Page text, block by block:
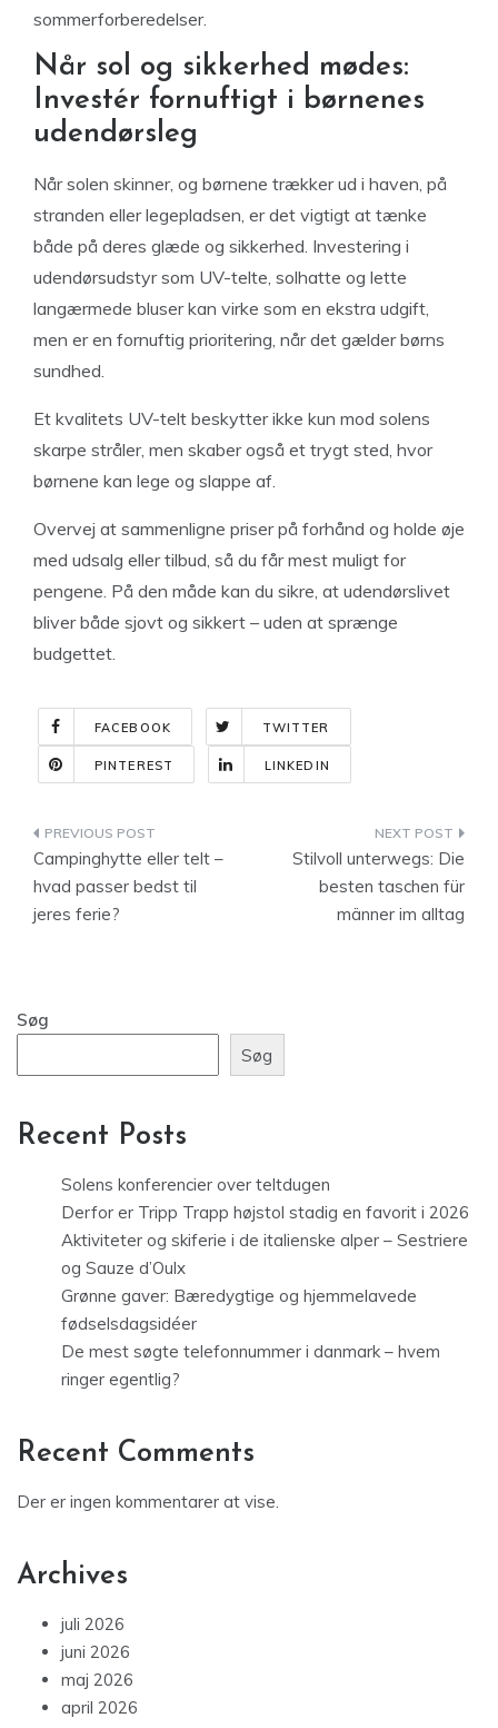
sommerforberedelser.
Når sol og sikkerhed mødes:
Investér fornuftigt i børnenes
udendørsleg
Når solen skinner, og børnene trækker ud i haven, på
stranden eller legepladsen, er det vigtigt at tænke
både på deres glæde og sikkerhed. Investering i
udendørsudstyr som UV-telte, solhatte og lette
langærmede bluser kan virke som en ekstra udgift,
men er en fornuftig prioritering, når det gælder børns
sundhed.
Et kvalitets UV-telt beskytter ikke kun mod solens
skarpe stråler, men skaber også et trygt sted, hvor
børnene kan lege og slappe af.
Overvej at sammenligne priser på forhånd og holde øje
med udsalg eller tilbud, så du får mest muligt for
pengene. På den måde kan du sikre, at udendørslivet
bliver både sjovt og sikkert – uden at sprænge
budgettet.
FACEBOOK TWITTER
PINTEREST LINKEDIN
Indlægsnavigation
Campinghytte eller telt –
hvad passer bedst til
jeres ferie?
Stilvoll unterwegs: Die
besten taschen für
männer im alltag
Søg
Søg
Recent Posts
Solens konferencier over teltdugen
Derfor er Tripp Trapp højstol stadig en favorit i 2026
Aktiviteter og skiferie i de italienske alper – Sestriere
og Sauze d’Oulx
Grønne gaver: Bæredygtige og hjemmelavede
fødselsdagsidéer
De mest søgte telefonnummer i danmark – hvem
ringer egentlig?
Recent Comments
Der er ingen kommentarer at vise.
Archives
juli 2026
juni 2026
maj 2026
april 2026